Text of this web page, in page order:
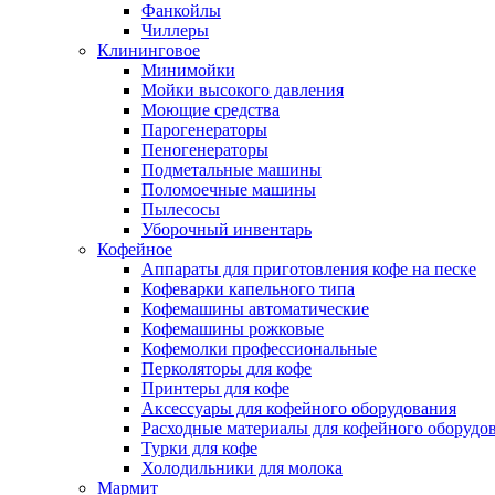
Фанкойлы
Чиллеры
Клининговое
Минимойки
Мойки высокого давления
Моющие средства
Парогенераторы
Пеногенераторы
Подметальные машины
Поломоечные машины
Пылесосы
Уборочный инвентарь
Кофейное
Аппараты для приготовления кофе на песке
Кофеварки капельного типа
Кофемашины автоматические
Кофемашины рожковые
Кофемолки профессиональные
Перколяторы для кофе
Принтеры для кофе
Аксессуары для кофейного оборудования
Расходные материалы для кофейного
Турки для кофе
Холодильники для молока
Мармит